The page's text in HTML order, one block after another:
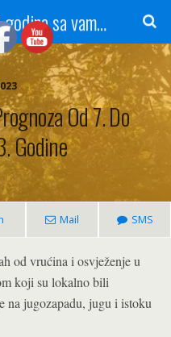
Radio Gradačac - 56 godina sa vama...
Od 7. Do
Godine
Mail SMS
od vrućina i osvježenje u
koji su lokalno bili
na jugozapadu, jugu i istoku